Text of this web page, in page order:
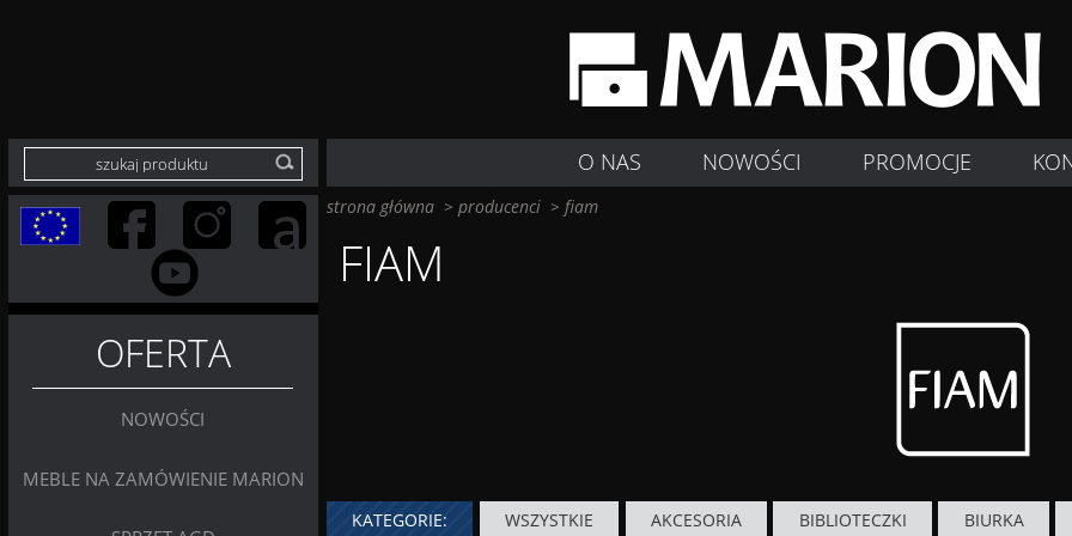
O NAS NOWOŚCI PROMOCJE
OFERTA
NOWOŚCI
MEBLE NA ZAMÓWIENIE MARION
strona główna> producenci> fiam
FIAM
KATEGORIE: WSZYSTKIE AKCESORIA BIBLIOTECZKI BIURKA